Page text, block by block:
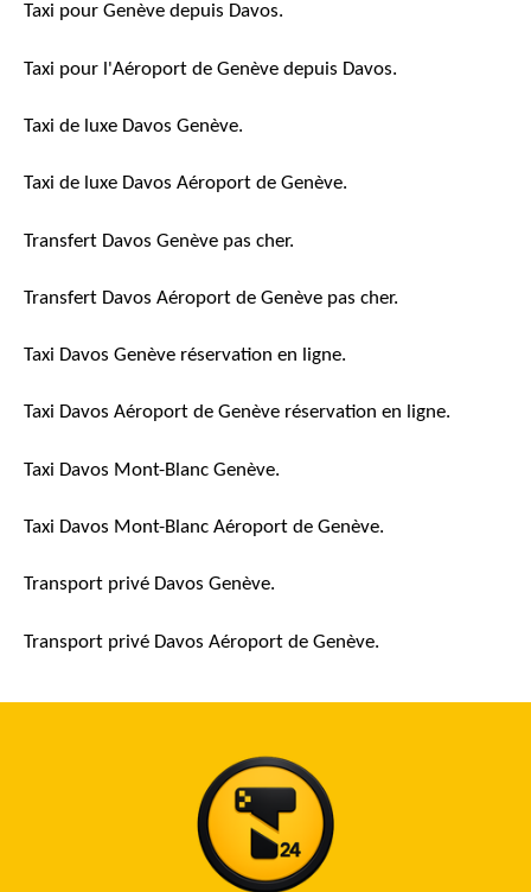
Taxi pour Genève depuis Davos.
Taxi pour l'Aéroport de Genève depuis Davos.
Taxi de luxe Davos Genève.
Taxi de luxe Davos Aéroport de Genève.
Transfert Davos Genève pas cher.
Transfert Davos Aéroport de Genève pas cher.
Taxi Davos Genève réservation en ligne.
Taxi Davos Aéroport de Genève réservation en ligne.
Taxi Davos Mont-Blanc Genève.
Taxi Davos Mont-Blanc Aéroport de Genève.
Transport privé Davos Genève.
Transport privé Davos Aéroport de Genève.